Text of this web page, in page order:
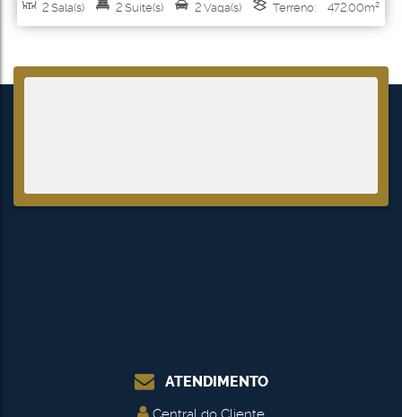
2 Sala(s) 2 Suíte(s) 2 Vaga(s) Terreno: 472.00m²
ATENDIMENTO